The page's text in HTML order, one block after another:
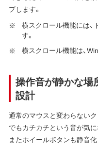
プします。
横スクロール機能には
す。
横スクロール機能は、
操作音が静かな場
設計
通常のマウスと変わらない
でもカチカチという音が気
またホイールボタンも静音